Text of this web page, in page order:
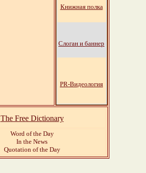
Книжная полка
Слоган и баннер
PR-Видеология
The Free Dictionary
Word of the Day
In the News
Quotation of the Day